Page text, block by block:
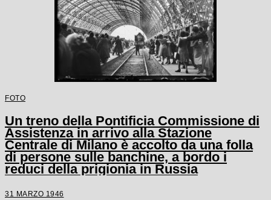
FOTO
Un treno della Pontificia Commissione di
Assistenza in arrivo alla Stazione
Centrale di Milano è accolto da una folla
di persone sulle banchine, a bordo i
reduci della prigionia in Russia
31 MARZO 1946